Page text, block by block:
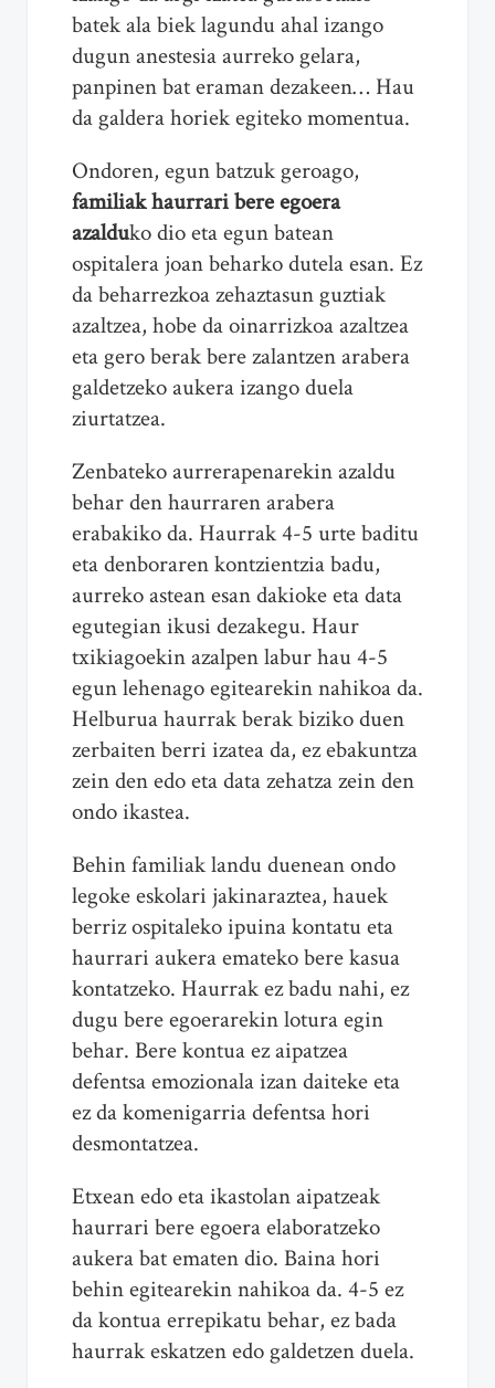
batek ala biek lagundu ahal izango
dugun anestesia aurreko gelara,
panpinen bat eraman dezakeen… Hau
da galdera horiek egiteko momentua.
Ondoren, egun batzuk geroago,
familiak haurrari bere egoera
azalduko dio eta egun batean
ospitalera joan beharko dutela esan. Ez
da beharrezkoa zehaztasun guztiak
azaltzea, hobe da oinarrizkoa azaltzea
eta gero berak bere zalantzen arabera
galdetzeko aukera izango duela
ziurtatzea.
Zenbateko aurrerapenarekin azaldu
behar den haurraren arabera
erabakiko da. Haurrak 4-5 urte baditu
eta denboraren kontzientzia badu,
aurreko astean esan dakioke eta data
egutegian ikusi dezakegu. Haur
txikiagoekin azalpen labur hau 4-5
egun lehenago egitearekin nahikoa da.
Helburua haurrak berak biziko duen
zerbaiten berri izatea da, ez ebakuntza
zein den edo eta data zehatza zein den
ondo ikastea.
Behin familiak landu duenean ondo
legoke eskolari jakinaraztea, hauek
berriz ospitaleko ipuina kontatu eta
haurrari aukera emateko bere kasua
kontatzeko. Haurrak ez badu nahi, ez
dugu bere egoerarekin lotura egin
behar. Bere kontua ez aipatzea
defentsa emozionala izan daiteke eta
ez da komenigarria defentsa hori
desmontatzea.
Etxean edo eta ikastolan aipatzeak
haurrari bere egoera elaboratzeko
aukera bat ematen dio. Baina hori
behin egitearekin nahikoa da. 4-5 ez
da kontua errepikatu behar, ez bada
haurrak eskatzen edo galdetzen duela.